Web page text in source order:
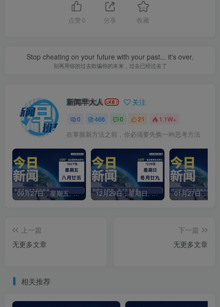
点赞 0 分享 收藏
Stop cheating on your future with your past... it's over.
别再用你的过去欺骗你的未来，过去已经过去了
新闻早大人 关注
0 466 0 21 1.1W+
在掌握新方法之前，你必须要先换一种思考方法
09月27日，星期五, 每天60秒读懂全世界！ 12月29日，星期日, 每天60秒读懂全世界！
上一篇
无更多文章
下一篇
无更多文章
相关推荐